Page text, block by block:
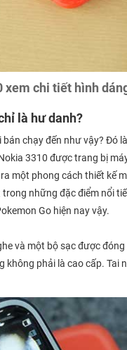
chi tiết hình
là hư danh?
bán chạy đến như vậy? Đó
3310 được trang bị
một phong cách thiết kế
những đặc điểm nổi
Go hiện nay vậy.
và một bộ sạc được
không phải là cao cấp.